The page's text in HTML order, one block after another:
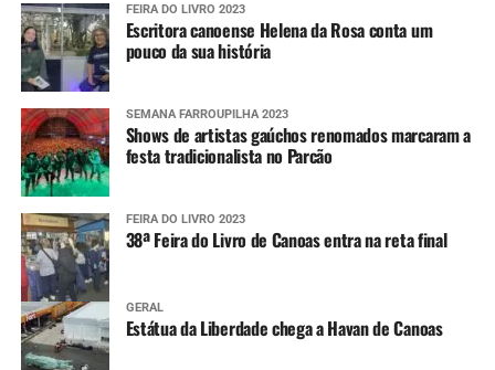
FEIRA DO LIVRO 2023
Escritora canoense Helena da Rosa conta um
pouco da sua história
SEMANA FARROUPILHA 2023
Shows de artistas gaúchos renomados marcaram a
festa tradicionalista no Parcão
FEIRA DO LIVRO 2023
38ª Feira do Livro de Canoas entra na reta final
GERAL
Estátua da Liberdade chega a Havan de Canoas